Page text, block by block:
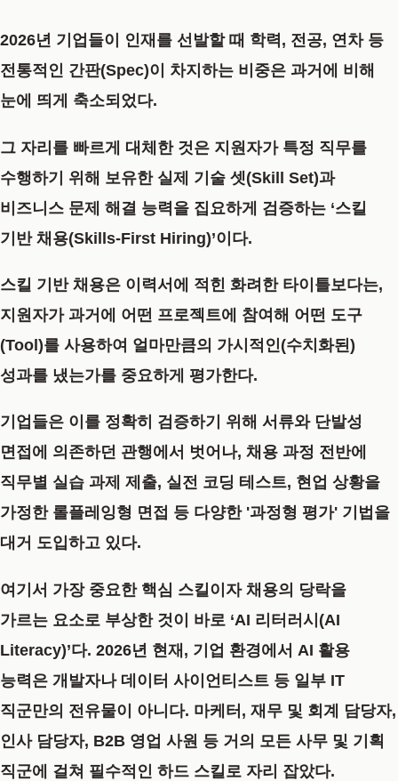
2026년 기업들이 인재를 선발할 때 학력, 전공, 연차 등
전통적인 간판(Spec)이 차지하는 비중은 과거에 비해
눈에 띄게 축소되었다.
그 자리를 빠르게 대체한 것은 지원자가 특정 직무를
수행하기 위해 보유한 실제 기술 셋(Skill Set)과
비즈니스 문제 해결 능력을 집요하게 검증하는 ‘스킬
기반 채용(Skills-First Hiring)’이다.
스킬 기반 채용은 이력서에 적힌 화려한 타이틀보다는,
지원자가 과거에 어떤 프로젝트에 참여해 어떤 도구
(Tool)를 사용하여 얼마만큼의 가시적인(수치화된)
성과를 냈는가를 중요하게 평가한다.
기업들은 이를 정확히 검증하기 위해 서류와 단발성
면접에 의존하던 관행에서 벗어나, 채용 과정 전반에
직무별 실습 과제 제출, 실전 코딩 테스트, 현업 상황을
가정한 롤플레잉형 면접 등 다양한 '과정형 평가' 기법을
대거 도입하고 있다.
여기서 가장 중요한 핵심 스킬이자 채용의 당락을
가르는 요소로 부상한 것이 바로 ‘AI 리터러시(AI
Literacy)’다. 2026년 현재, 기업 환경에서 AI 활용
능력은 개발자나 데이터 사이언티스트 등 일부 IT
직군만의 전유물이 아니다. 마케터, 재무 및 회계 담당자,
인사 담당자, B2B 영업 사원 등 거의 모든 사무 및 기획
직군에 걸쳐 필수적인 하드 스킬로 자리 잡았다.